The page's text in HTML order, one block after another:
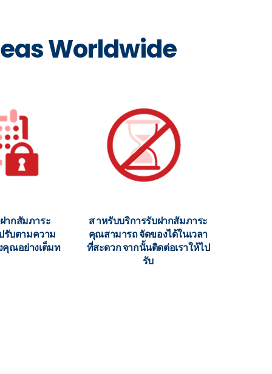
Worldwide
ากสัมภาระ
บตามความ
คุณอย่างเต็มท
ส าหรับบริการรับฝากสัมภาระ
คุณสามารถ จัดของได้ในเวลา
ที่สะดวก จากนั้นติดต่อเราให้ไป
รับ